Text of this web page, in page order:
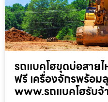
รถแบคโฮขุดบ่อสาย
ฟรี เครื่องจักรพร้อม
www.รถแบคโฮรับ